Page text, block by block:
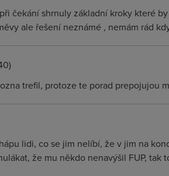
čekání shrnuly základní kroky které
ale řešení neznámé , nemám rád
trefil, protoze te porad prepojujou
lidi, co se jim nelíbí, že v jim na
že mu někdo nenavýšil FUP, tak